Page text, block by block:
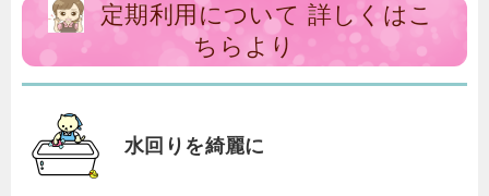
定期利用について 詳しくはこ
ちらより
水回りを綺麗に